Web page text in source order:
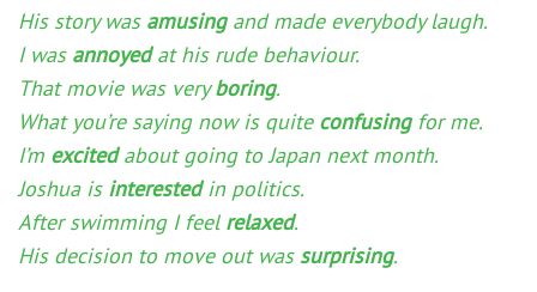
His story was amusingand made everybody laugh.
I was annoyedat his rude behaviour.
That movie was veryboring.
What you’re saying now is quite confusingfor me.
I’m excitedabout going to Japan next month.
Joshua is interestedin politics.
After swimming I feel relaxed.
His decision to move out was surprising.